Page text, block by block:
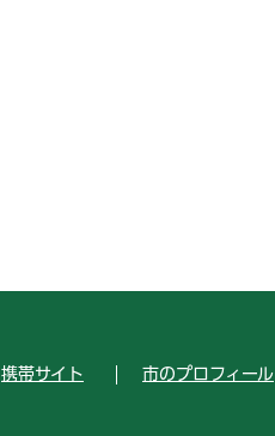
携帯サイト 市のプロフィール